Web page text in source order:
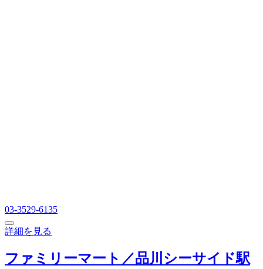
03-3529-6135
詳細を見る
ファミリーマート／品川シーサイド駅